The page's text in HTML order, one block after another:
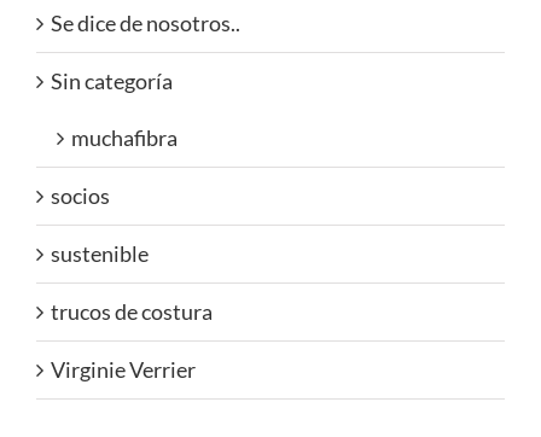
Se dice de nosotros..
Sin categoría
muchafibra
socios
sustenible
trucos de costura
Virginie Verrier